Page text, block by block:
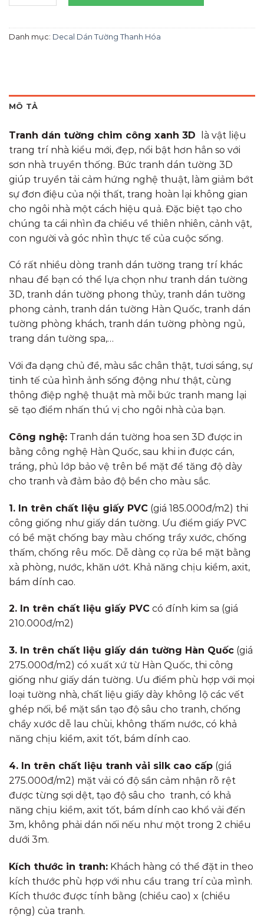
Danh mục: Decal Dán Tường Thanh Hóa
MÔ TẢ
Tranh dán tường chim công xanh 3D
là vật liệu
trang trí nhà kiểu mới, đẹp, nổi bật hơn hẳn so với
sơn nhà truyền thống. Bức tranh dán tường 3D
giúp truyền tải cảm hứng nghệ thuật, làm giảm bớt
sự đơn điệu của nội thất, trang hoàn lại không gian
cho ngôi nhà một cách hiệu quả. Đặc biệt tạo cho
chúng ta cái nhìn đa chiều về thiên nhiên, cảnh vật,
con người và góc nhìn thực tế của cuộc sống.
Có rất nhiều dòng tranh dán tường trang trí khác
nhau để bạn có thể lựa chọn như tranh dán tường
3D, tranh dán tường phong thủy, tranh dán tường
phong cảnh, tranh dán tường Hàn Quốc, tranh dán
tường phòng khách, tranh dán tường phòng ngủ,
trang dán tường spa,…
Với đa dạng chủ đề, màu sắc chân thật, tươi sáng, sự
tinh tế của hình ảnh sống động như thật, cùng
thông điệp nghệ thuật mà mỗi bức tranh mang lại
sẽ tạo điểm nhấn thú vị cho ngôi nhà của bạn.
Công nghệ: Tranh dán tường hoa sen 3D được in
bằng công nghệ Hàn Quốc, sau khi in được cán,
tráng, phủ lớp bảo vệ trên bề mặt để tăng độ dày
cho tranh và đảm bảo độ bền cho màu sắc.
1. In trên chất liệu giấy PVC (giá 185.000đ/m2) thi
công giống như giấy dán tường. Ưu điểm giấy PVC
có bề mặt chống bay màu chống trầy xước, chống
thấm, chống rêu mốc. Dễ dàng cọ rửa bề mặt bằng
xà phòng, nước, khăn ướt. Khả năng chịu kiềm, axit,
bám dính cao.
2. In trên chất liệu giấy PVC có đính kim sa (giá
210.000đ/m2)
3. In trên chất liệu giấy dán tường Hàn Quốc (giá
275.000đ/m2) có xuất xứ từ Hàn Quốc, thi công
giống như giấy dán tường. Ưu điểm phù hợp với mọi
loại tường nhà, chất liệu giấy dày không lộ các vết
ghép nối, bề mặt sần tạo độ sâu cho tranh, chống
chầy xước dễ lau chùi, không thấm nước, có khả
năng chịu kiềm, axit tốt, bám dính cao.
4. In trên chất liệu tranh vải silk cao cấp (giá
275.000đ/m2) mặt vải có độ sần cảm nhận rõ rệt
được từng sợi dệt, tạo độ sâu cho tranh, có khả
năng chịu kiềm, axit tốt, bám dính cao khổ vải đến
3m, không phải dán nối nếu như một trong 2 chiều
dưới 3m.
Kích thước in tranh: Khách hàng có thể đặt in theo
kích thước phù hợp với nhu cầu trang trí của mình.
Kích thước được tính bằng (chiều cao) x (chiều
rộng) của tranh.